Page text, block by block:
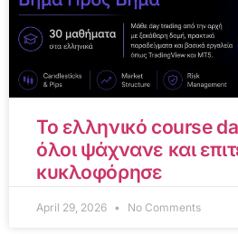
Το ελληνικό course
όλοι ψάχνανε και
κυκλοφόρησε
April 29, 2026 No Comments